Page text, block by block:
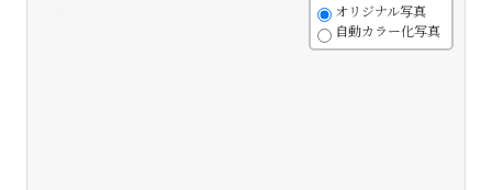
オリジナル写真
自動カラー化写真